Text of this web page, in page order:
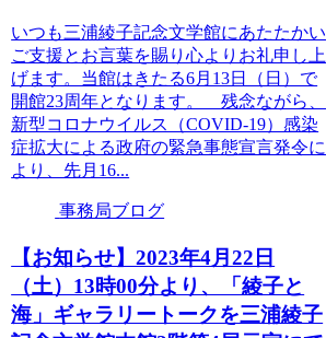
いつも三浦綾子記念文学館にあたたかい
ご支援とお言葉を賜り心よりお礼申し上
げます。当館はきたる6月13日（日）で
開館23周年となります。 残念ながら、
新型コロナウイルス（COVID-19）感染
症拡大による政府の緊急事態宣言発令に
より、先月16...
事務局ブログ
【お知らせ】2023年4月22日
（土）13時00分より、「綾子と
海」ギャラリートークを三浦綾子